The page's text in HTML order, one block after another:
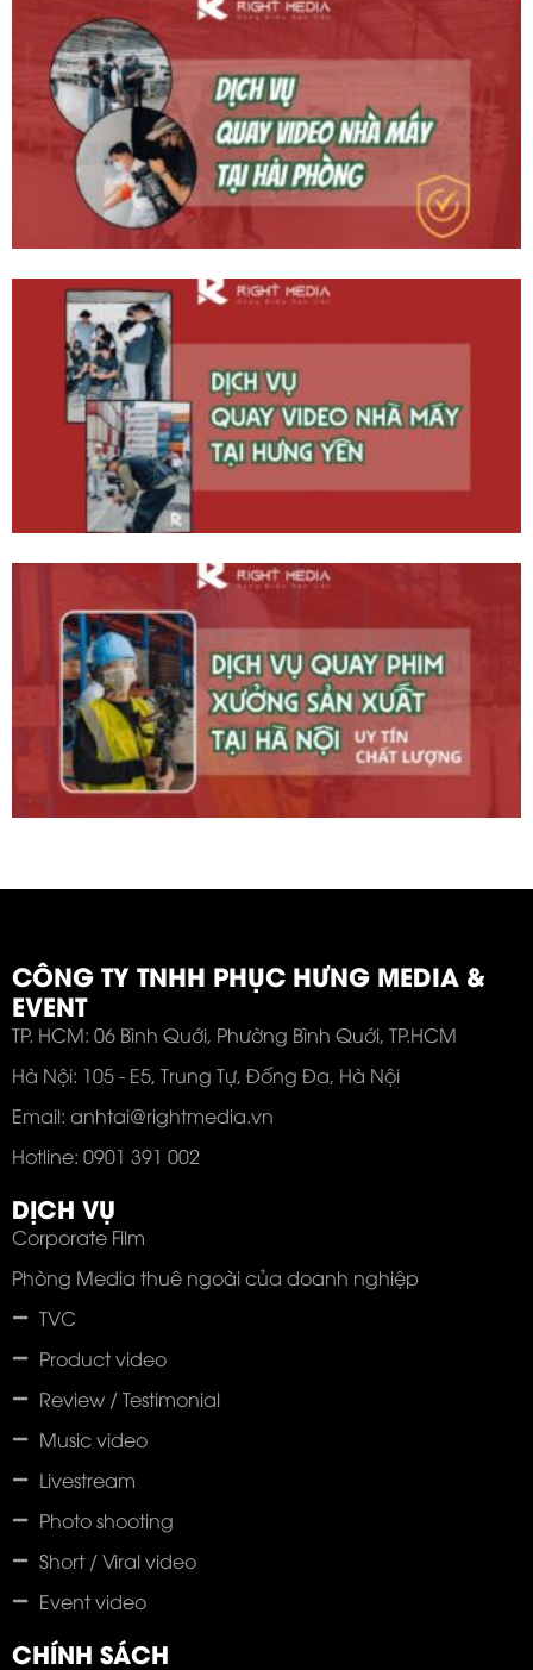
CÔNG TY TNHH PHỤC HƯNG MEDIA &
EVENT
TP. HCM: 06 Bình Quới, Phường Bình Quới, TP.HCM
Hà Nội: 105 - E5, Trung Tự, Đống Đa, Hà Nội
Email: anhtai@rightmedia.vn
Hotline: 0901 391 002
DỊCH VỤ
Corporate Film
Phòng Media thuê ngoài của doanh nghiệp
TVC
Product video
Review / Testimonial
Music video
Livestream
Photo shooting
Short / Viral video
Event video
CHÍNH SÁCH